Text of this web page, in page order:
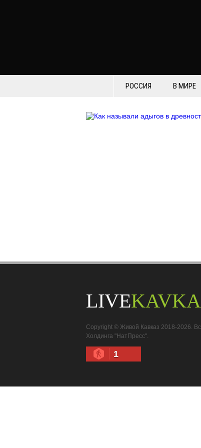
РОССИЯ В МИРЕ
LIVE
Copyright © Живой Кавказ 2018-2026.
Холдинга "НатПресс".
1